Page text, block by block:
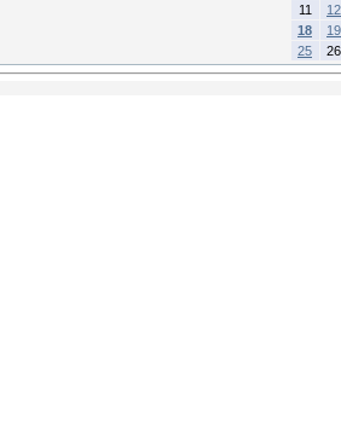
11
12
18
19
25
26